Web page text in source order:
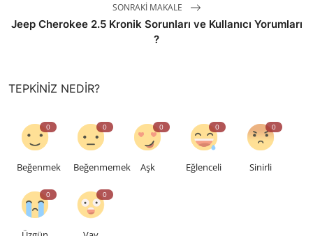
SONRAKI MAKALE
Jeep Cherokee 2.5 Kronik Sorunları ve Kullanıcı Yorumları
?
TEPKINIZ NEDIR?
0
Beğenmek
0
Beğenmemek
0
Aşk
0
Eğlenceli
0
Sinirli
0 0